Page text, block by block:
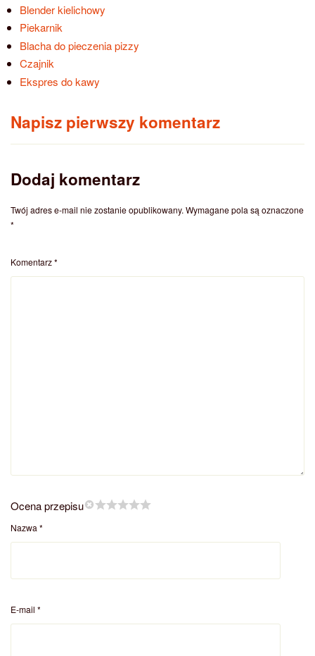
Blender kielichowy
Piekarnik
Blacha do pieczenia pizzy
Czajnik
Ekspres do kawy
Napisz pierwszy komentarz
Dodaj komentarz
Twój adres e-mail nie zostanie opublikowany. Wymagane pola są oznaczone
*
Komentarz*
Ocena przepisu
Nazwa *
E-mail *